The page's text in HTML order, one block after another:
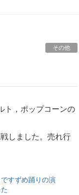
その他
ト，ポップコーンの
しました。売れ行
ですずめ踊りの演